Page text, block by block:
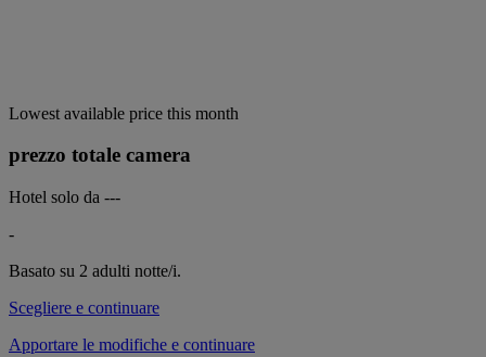
Lowest available price this month
prezzo totale camera
Hotel solo da ---
-
Basato su 2 adulti notte/i.
Scegliere e continuare
Apportare le modifiche e continuare